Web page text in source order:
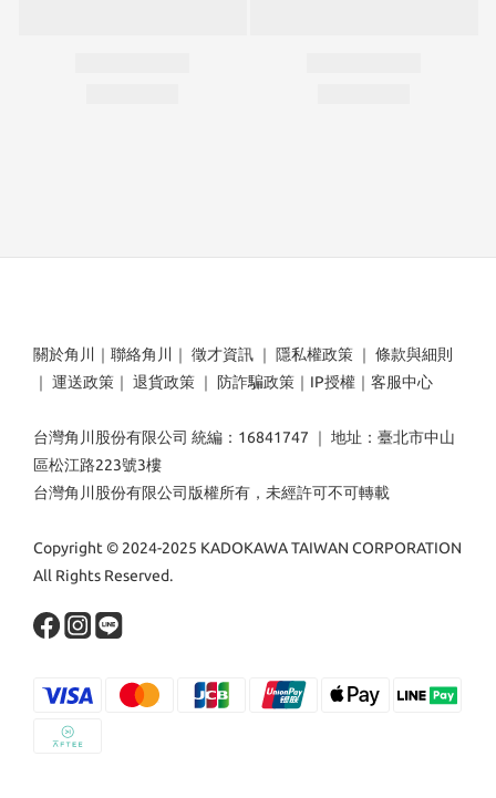
關於角川 ｜ 聯絡角川 ｜ 徵才資訊 ｜ 隱私權政策 ｜ 條款與細則
｜ 運送政策 ｜ 退貨政策 ｜ 防詐騙政策 ｜ IP授權 ｜ 客服中心
台灣角川股份有限公司 統編：16841747 ｜ 地址：臺北市中山
區松江路223號3樓
台灣角川股份有限公司版權所有，未經許可不可轉載
Copyright © 2024-2025 KADOKAWA TAIWAN CORPORATION
All Rights Reserved.